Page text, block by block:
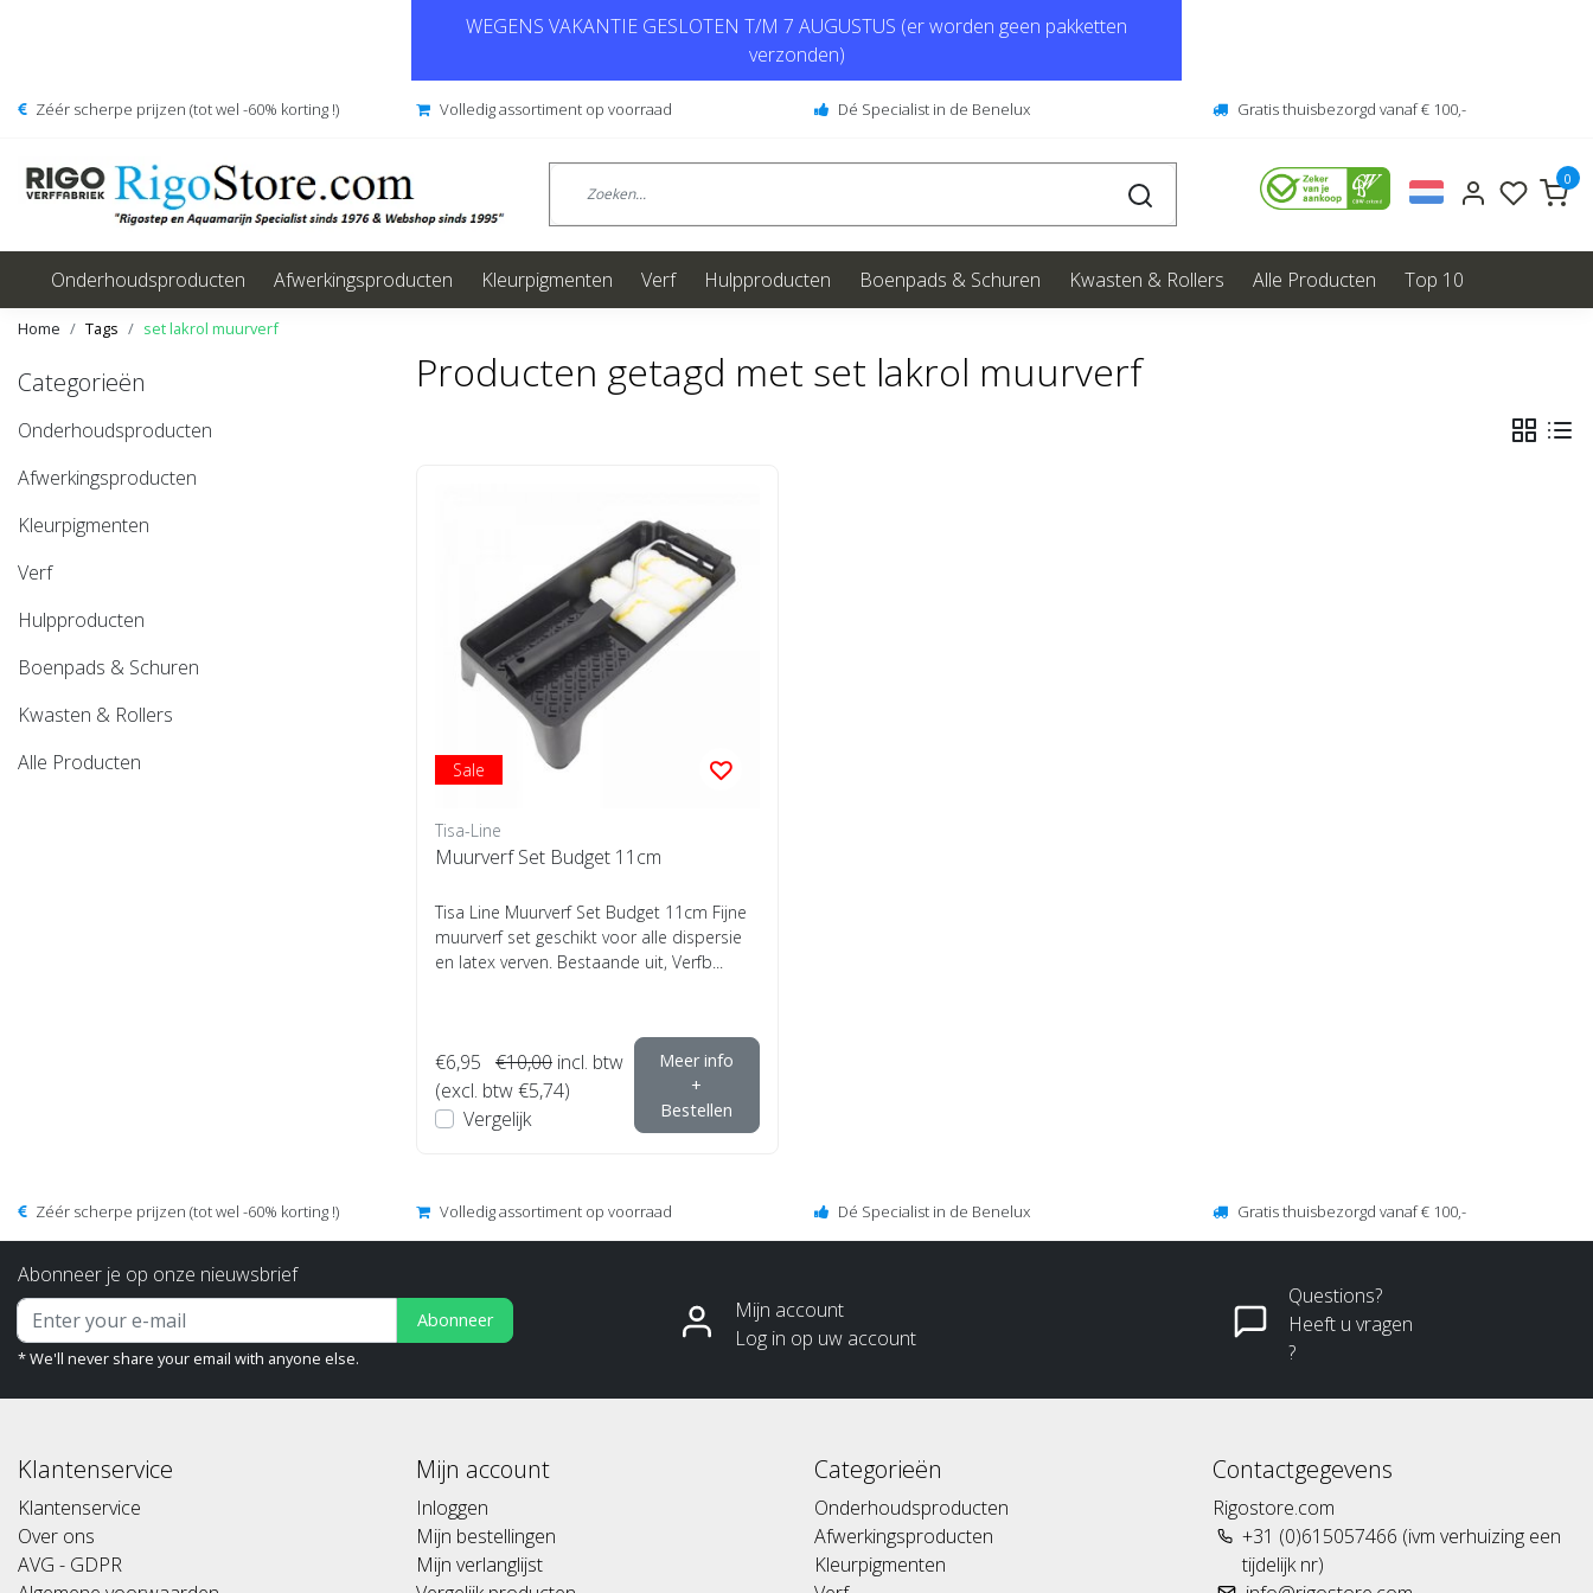
WEGENS VAKANTIE GESLOTEN T/M 7 AUGUSTUS (er worden geen pakketten
verzonden)
Zéér scherpe prijzen (tot wel -60% korting !) Volledig assortiment op voorraad Dé Specialist in de Benelux Gratis thuisbezorgd vanaf € 100,-
0
Onderhoudsproducten Afwerkingsproducten Kleurpigmenten Verf Hulpproducten Boenpads & Schuren Kwasten & Rollers Alle Producten Top 10
Home Tags set lakrol muurverf
Categorieën
Onderhoudsproducten
Afwerkingsproducten
Kleurpigmenten
Verf
Hulpproducten
Boenpads & Schuren
Kwasten & Rollers
Alle Producten
Producten getagd met set lakrol muurverf
Sale
Tisa-Line
Muurverf Set Budget 11cm
Tisa Line Muurverf Set Budget 11cm Fijne
muurverf set geschikt voor alle dispersie
en latex verven. Bestaande uit, Verfb...
€6,95 €10,00 incl. btw
(excl. btw €5,74)
Vergelijk
Meer info
+
Bestellen
Zéér scherpe prijzen (tot wel -60% korting !) Volledig assortiment op voorraad Dé Specialist in de Benelux Gratis thuisbezorgd vanaf € 100,-
Abonneer je op onze nieuwsbrief
Abonneer
* We'll never share your email with anyone else.
Mijn account
Log in op uw account
Questions?
Heeft u vragen
?
Klantenservice
Klantenservice
Over ons
AVG - GDPR
Mijn account
Inloggen
Mijn bestellingen
Mijn verlanglijst
Categorieën
Onderhoudsproducten
Afwerkingsproducten
Kleurpigmenten
Contactgegevens
Rigostore.com
+31 (0)615057466 (ivm verhuizing een
tijdelijk nr)